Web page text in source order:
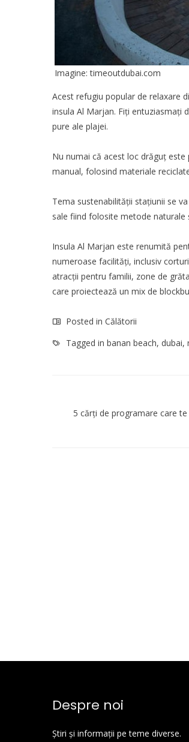
Imagine: timeoutdubai.com
Acest refugiu popular de relaxare
insula Al Marjan. Fiți entuziasmați
pure ale plajei.
Nu numai că acest loc drăguț
manual, folosind materiale
Tema sustenabilității stațiunii se
sale fiind folosite metode naturale
Insula Al Marjan este renumită
numeroase facilități, inclusiv
atracții pentru familii, zone de
care proiectează un mix de
Posted in Călătorii
Tagged in banan beach, dubai,
5 cărți de programare care
Despre noi
Știri și informații pe teme diverse.